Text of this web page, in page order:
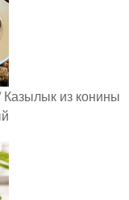
Казылык из конины